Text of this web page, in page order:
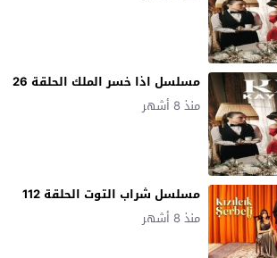
مسلسل اذا خسر الملك الحلقة 26
منذ 8 أشهر
مسلسل شراب التوت الحلقة 112
منذ 8 أشهر